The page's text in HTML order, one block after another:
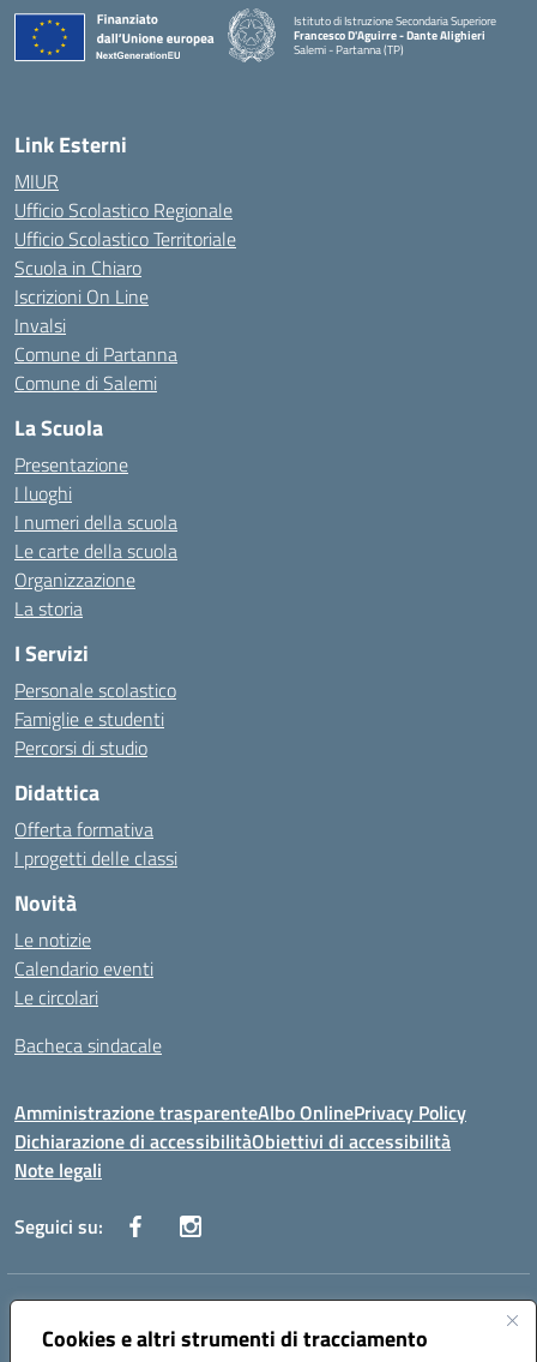
Cookies e altri strumenti di tracciamento
Istituto di Istruzione Secondaria Superiore
Francesco D'Aguirre - Dante Alighieri
Salemi - Partanna (TP)
Link Esterni
MIUR
Ufficio Scolastico Regionale
Ufficio Scolastico Territoriale
Scuola in Chiaro
Iscrizioni On Line
Invalsi
Comune di Partanna
Comune di Salemi
La Scuola
Presentazione
I luoghi
I numeri della scuola
Le carte della scuola
Organizzazione
La storia
I Servizi
Personale scolastico
Famiglie e studenti
Percorsi di studio
Didattica
Offerta formativa
I progetti delle classi
Novità
Le notizie
Calendario eventi
Le circolari
Bacheca sindacale
Amministrazione trasparenteAlbo OnlinePrivacy Policy
Dichiarazione di accessibilitàObiettivi di accessibilità
Note legali
Seguici su:
Indirizzo:
Centralino:0924 534873 Salemi - 0924534879 Partanna